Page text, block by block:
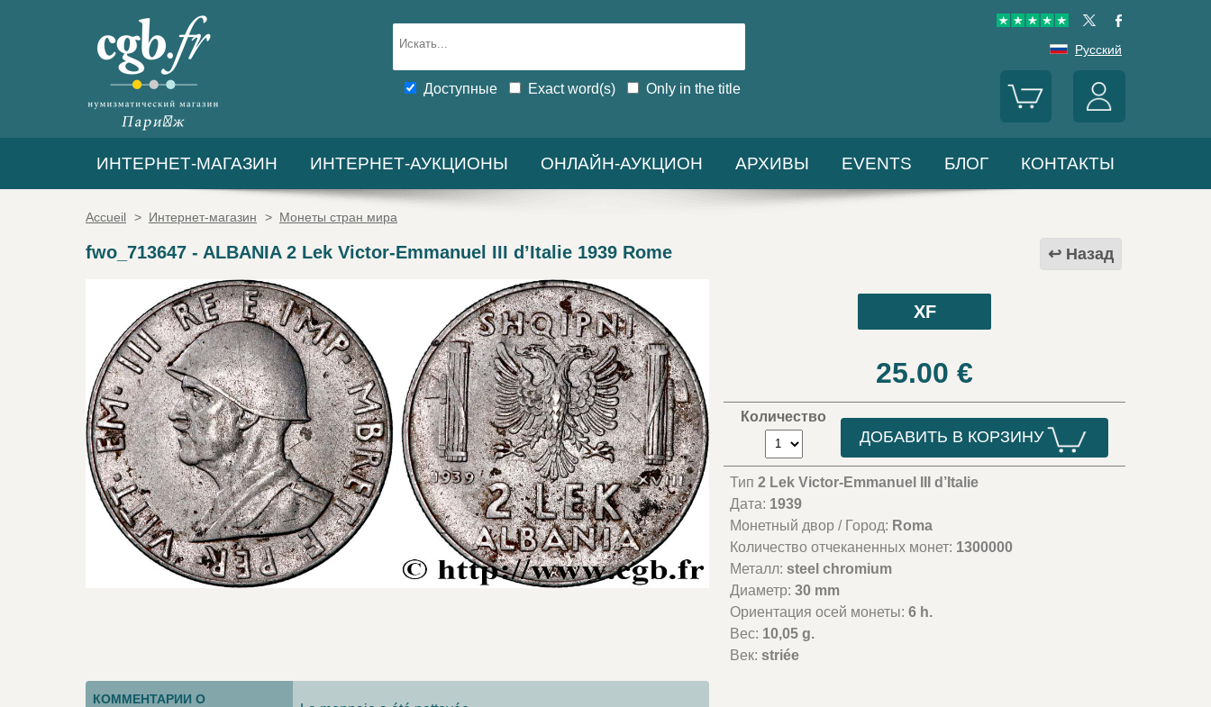
Доступные Exact word(s) Only in the title
Русский
ИНТЕРНЕТ-МАГАЗИН ИНТЕРНЕТ-АУКЦИОНЫ ОНЛАЙН-АУКЦИОН АРХИВЫ EVENTS БЛОГ КОНТАКТЫ
Accueil > Интернет-магазин > Монеты стран мира
Назад
fwo_713647 - ALBANIA 2 Lek Victor-Emmanuel III d’Italie 1939 Rome
XF
25.00 €
Количество
ДОБАВИТЬ В КОРЗИНУ
Тип2 Lek Victor-Emmanuel III d’Italie
Дата: 1939
Монетный двор / Город: Roma
Количество отчеканенных монет: 1300000
Металл:steel chromium
Диаметр:30 mm
Ориентация осей монеты:6 h.
Вес: 10,05 g.
Век:striée
КОММЕНТАРИИ О